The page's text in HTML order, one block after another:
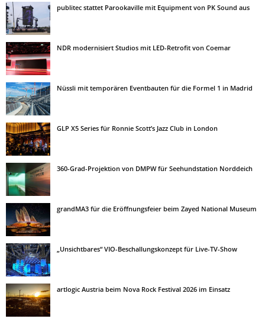
publitec stattet Parookaville mit Equipment von PK Sound aus
NDR modernisiert Studios mit LED-Retrofit von Coemar
Nüssli mit temporären Eventbauten für die Formel 1 in Madrid
GLP X5 Series für Ronnie Scott’s Jazz Club in London
360-Grad-Projektion von DMPW für Seehundstation Norddeich
grandMA3 für die Eröffnungsfeier beim Zayed National Museum
„Unsichtbares“ VIO-Beschallungskonzept für Live-TV-Show
artlogic Austria beim Nova Rock Festival 2026 im Einsatz